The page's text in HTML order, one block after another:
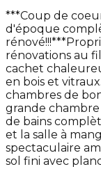
***Coup de
d'époque
rénovations au
cachet
en bois et
chambres de
grande chambre
de bains
et la salle à
spectaculaire
sol fini avec